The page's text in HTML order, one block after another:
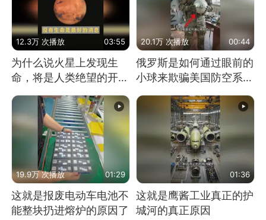
12.3万 次播放 03:55
为什么说火星上发现生
命，将是人类绝望的开
始？
20.1万 次播放 00:44
俄罗斯是如何通过眼前的
小球来欺骗美国防空系统
的
19.9万 次播放 01:29
这就是报废电动车电池不
能整块扔进熔炉的原因了
01:36
这就是鹰酱工业真正的护
城河的真正原因